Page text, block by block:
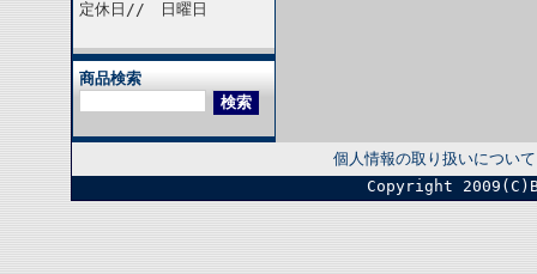
定休日// 日曜日
商品検索
個人情報の取り扱いについて
Copyright